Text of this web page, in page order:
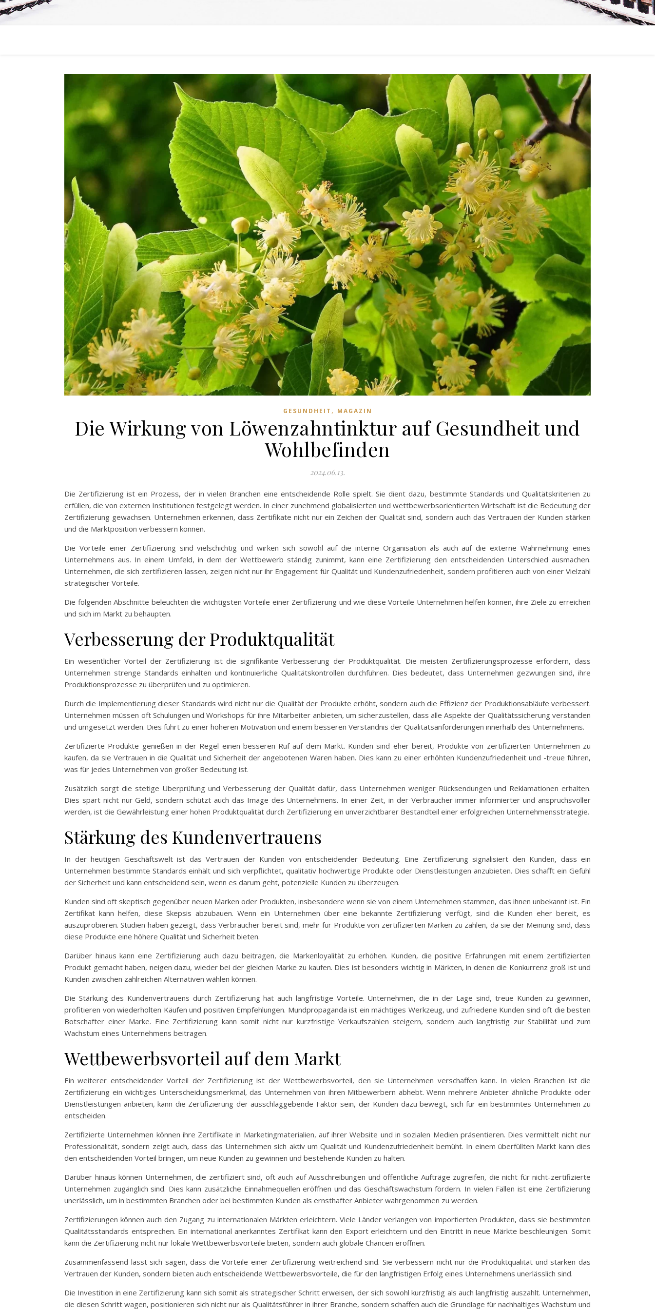
GESUNDHEIT , MAGAZIN
Die Wirkung von Löwenzahntinktur auf Gesundheit und
Wohlbefinden
2024.06.13.
Die Zertifizierung ist ein Prozess, der in vielen Branchen eine entscheidende Rolle spielt. Sie dient dazu, bestimmte Standards und Qualitätskriterien zu
erfüllen, die von externen Institutionen festgelegt werden. In einer zunehmend globalisierten und wettbewerbsorientierten Wirtschaft ist die Bedeutung der
Zertifizierung gewachsen. Unternehmen erkennen, dass Zertifikate nicht nur ein Zeichen der Qualität sind, sondern auch das Vertrauen der Kunden stärken
und die Marktposition verbessern können.
Die Vorteile einer Zertifizierung sind vielschichtig und wirken sich sowohl auf die interne Organisation als auch auf die externe Wahrnehmung eines
Unternehmens aus. In einem Umfeld, in dem der Wettbewerb ständig zunimmt, kann eine Zertifizierung den entscheidenden Unterschied ausmachen.
Unternehmen, die sich zertifizieren lassen, zeigen nicht nur ihr Engagement für Qualität und Kundenzufriedenheit, sondern profitieren auch von einer Vielzahl
strategischer Vorteile.
Die folgenden Abschnitte beleuchten die wichtigsten Vorteile einer Zertifizierung und wie diese Vorteile Unternehmen helfen können, ihre Ziele zu erreichen
und sich im Markt zu behaupten.
Verbesserung der Produktqualität
Ein wesentlicher Vorteil der Zertifizierung ist die signifikante Verbesserung der Produktqualität. Die meisten Zertifizierungsprozesse erfordern, dass
Unternehmen strenge Standards einhalten und kontinuierliche Qualitätskontrollen durchführen. Dies bedeutet, dass Unternehmen gezwungen sind, ihre
Produktionsprozesse zu überprüfen und zu optimieren.
Durch die Implementierung dieser Standards wird nicht nur die Qualität der Produkte erhöht, sondern auch die Effizienz der Produktionsabläufe verbessert.
Unternehmen müssen oft Schulungen und Workshops für ihre Mitarbeiter anbieten, um sicherzustellen, dass alle Aspekte der Qualitätssicherung verstanden
und umgesetzt werden. Dies führt zu einer höheren Motivation und einem besseren Verständnis der Qualitätsanforderungen innerhalb des Unternehmens.
Zertifizierte Produkte genießen in der Regel einen besseren Ruf auf dem Markt. Kunden sind eher bereit, Produkte von zertifizierten Unternehmen zu
kaufen, da sie Vertrauen in die Qualität und Sicherheit der angebotenen Waren haben. Dies kann zu einer erhöhten Kundenzufriedenheit und -treue führen,
was für jedes Unternehmen von großer Bedeutung ist.
Zusätzlich sorgt die stetige Überprüfung und Verbesserung der Qualität dafür, dass Unternehmen weniger Rücksendungen und Reklamationen erhalten.
Dies spart nicht nur Geld, sondern schützt auch das Image des Unternehmens. In einer Zeit, in der Verbraucher immer informierter und anspruchsvoller
werden, ist die Gewährleistung einer hohen Produktqualität durch Zertifizierung ein unverzichtbarer Bestandteil einer erfolgreichen Unternehmensstrategie.
Stärkung des Kundenvertrauens
In der heutigen Geschäftswelt ist das Vertrauen der Kunden von entscheidender Bedeutung. Eine Zertifizierung signalisiert den Kunden, dass ein
Unternehmen bestimmte Standards einhält und sich verpflichtet, qualitativ hochwertige Produkte oder Dienstleistungen anzubieten. Dies schafft ein Gefühl
der Sicherheit und kann entscheidend sein, wenn es darum geht, potenzielle Kunden zu überzeugen.
Kunden sind oft skeptisch gegenüber neuen Marken oder Produkten, insbesondere wenn sie von einem Unternehmen stammen, das ihnen unbekannt ist. Ein
Zertifikat kann helfen, diese Skepsis abzubauen. Wenn ein Unternehmen über eine bekannte Zertifizierung verfügt, sind die Kunden eher bereit, es
auszuprobieren. Studien haben gezeigt, dass Verbraucher bereit sind, mehr für Produkte von zertifizierten Marken zu zahlen, da sie der Meinung sind, dass
diese Produkte eine höhere Qualität und Sicherheit bieten.
Darüber hinaus kann eine Zertifizierung auch dazu beitragen, die Markenloyalität zu erhöhen. Kunden, die positive Erfahrungen mit einem zertifizierten
Produkt gemacht haben, neigen dazu, wieder bei der gleichen Marke zu kaufen. Dies ist besonders wichtig in Märkten, in denen die Konkurrenz groß ist und
Kunden zwischen zahlreichen Alternativen wählen können.
Die Stärkung des Kundenvertrauens durch Zertifizierung hat auch langfristige Vorteile. Unternehmen, die in der Lage sind, treue Kunden zu gewinnen,
profitieren von wiederholten Käufen und positiven Empfehlungen. Mundpropaganda ist ein mächtiges Werkzeug, und zufriedene Kunden sind oft die besten
Botschafter einer Marke. Eine Zertifizierung kann somit nicht nur kurzfristige Verkaufszahlen steigern, sondern auch langfristig zur Stabilität und zum
Wachstum eines Unternehmens beitragen.
Wettbewerbsvorteil auf dem Markt
Ein weiterer entscheidender Vorteil der Zertifizierung ist der Wettbewerbsvorteil, den sie Unternehmen verschaffen kann. In vielen Branchen ist die
Zertifizierung ein wichtiges Unterscheidungsmerkmal, das Unternehmen von ihren Mitbewerbern abhebt. Wenn mehrere Anbieter ähnliche Produkte oder
Dienstleistungen anbieten, kann die Zertifizierung der ausschlaggebende Faktor sein, der Kunden dazu bewegt, sich für ein bestimmtes Unternehmen zu
entscheiden.
Zertifizierte Unternehmen können ihre Zertifikate in Marketingmaterialien, auf ihrer Website und in sozialen Medien präsentieren. Dies vermittelt nicht nur
Professionalität, sondern zeigt auch, dass das Unternehmen sich aktiv um Qualität und Kundenzufriedenheit bemüht. In einem überfüllten Markt kann dies
den entscheidenden Vorteil bringen, um neue Kunden zu gewinnen und bestehende Kunden zu halten.
Darüber hinaus können Unternehmen, die zertifiziert sind, oft auch auf Ausschreibungen und öffentliche Aufträge zugreifen, die nicht für nicht-zertifizierte
Unternehmen zugänglich sind. Dies kann zusätzliche Einnahmequellen eröffnen und das Geschäftswachstum fördern. In vielen Fällen ist eine Zertifizierung
unerlässlich, um in bestimmten Branchen oder bei bestimmten Kunden als ernsthafter Anbieter wahrgenommen zu werden.
Zertifizierungen können auch den Zugang zu internationalen Märkten erleichtern. Viele Länder verlangen von importierten Produkten, dass sie bestimmten
Qualitätsstandards entsprechen. Ein international anerkanntes Zertifikat kann den Export erleichtern und den Eintritt in neue Märkte beschleunigen. Somit
kann die Zertifizierung nicht nur lokale Wettbewerbsvorteile bieten, sondern auch globale Chancen eröffnen.
Zusammenfassend lässt sich sagen, dass die Vorteile einer Zertifizierung weitreichend sind. Sie verbessern nicht nur die Produktqualität und stärken das
Vertrauen der Kunden, sondern bieten auch entscheidende Wettbewerbsvorteile, die für den langfristigen Erfolg eines Unternehmens unerlässlich sind.
Die Investition in eine Zertifizierung kann sich somit als strategischer Schritt erweisen, der sich sowohl kurzfristig als auch langfristig auszahlt. Unternehmen,
die diesen Schritt wagen, positionieren sich nicht nur als Qualitätsführer in ihrer Branche, sondern schaffen auch die Grundlage für nachhaltiges Wachstum und